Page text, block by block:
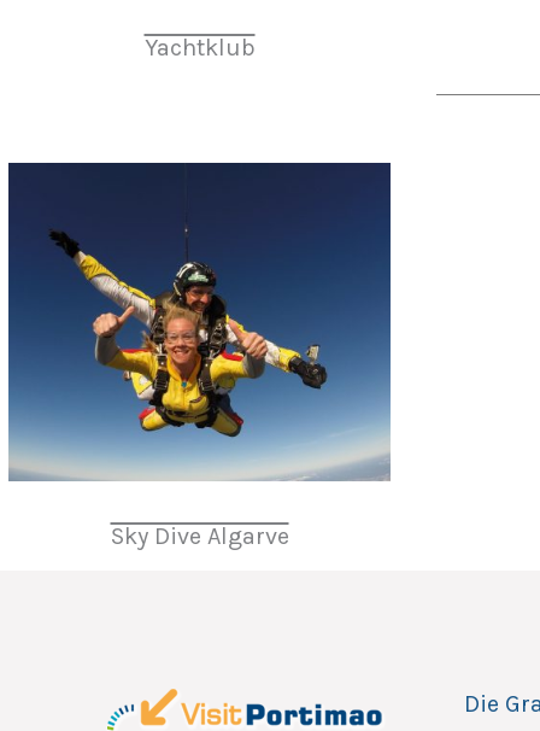
Yachtklub
Sky Dive Algarve
Die